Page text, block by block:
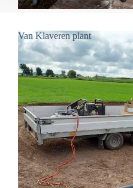
Van Klaveren plant